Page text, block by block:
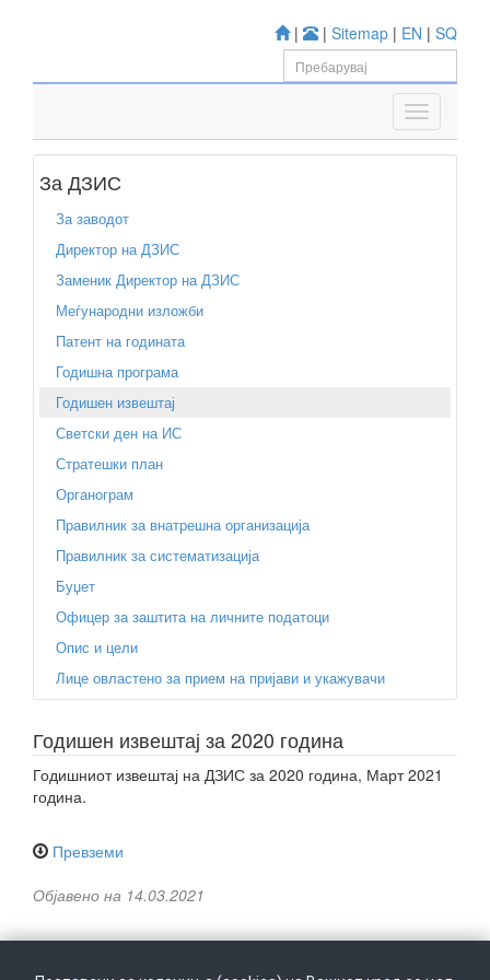
| | Sitemap | EN | SQ
За ДЗИС
За заводот
Директор на ДЗИС
Заменик Директор на ДЗИС
Меѓународни изложби
Патент на годината
Годишна програма
Годишен извештај
Светски ден на ИС
Стратешки план
Органограм
Правилник за внатрешна организација
Правилник за систематизација
Буџет
Офицер за заштита на личните податоци
Опис и цели
Лице овластено за прием на пријави и укажувачи
Годишен извештај за 2020 година
Годишниот извештај на ДЗИС за 2020 година, Март 2021
година.
Превземи
Објавено на 14.03.2021